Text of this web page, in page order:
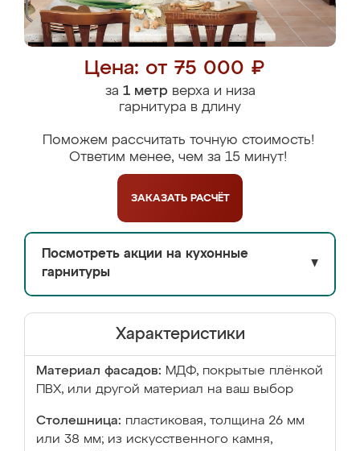
Цена: от 75 000 ₽
за 1 метрверха и низа
гарнитура в длину
Поможем рассчитать точную стоимость!
Ответим менее, чем за 15 минут!
ЗАКАЗАТЬ РАСЧЁТ
Посмотреть акции на кухонные
гарнитуры
▼
Характеристики
Материал фасадов: МДФ, покрытые плёнкой
ПВХ, или другой материал на ваш выбор
Столешница: пластиковая, толщина 26 мм
или 38 мм; из искусственного камня,